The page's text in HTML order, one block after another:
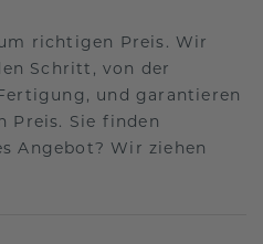
richtigen Preis. Wir
Schritt, von der
und garantieren
Preis. Sie finden
Angebot? Wir ziehen